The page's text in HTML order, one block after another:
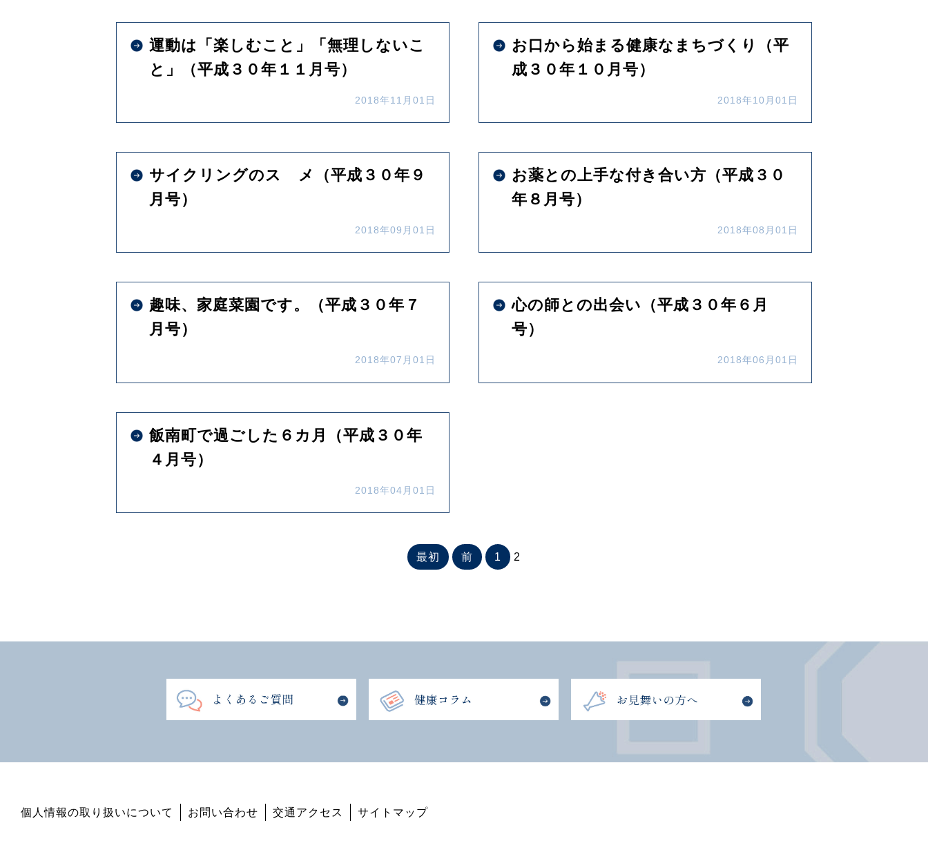
運動は「楽しむこと」「無理しないこ
と」（平成３０年１１月号）
2018年11月01日
お口から始まる健康なまちづくり（平
成３０年１０月号）
2018年10月01日
サイクリングのスゝメ（平成３０年９
月号）
2018年09月01日
お薬との上手な付き合い方（平成３０
年８月号）
2018年08月01日
趣味、家庭菜園です。（平成３０年７
月号）
2018年07月01日
心の師との出会い（平成３０年６月
号）
2018年06月01日
飯南町で過ごした６カ月（平成３０年
４月号）
2018年04月01日
最初 前 1 2
個人情報の取り扱いについて お問い合わせ 交通アクセス サイトマップ